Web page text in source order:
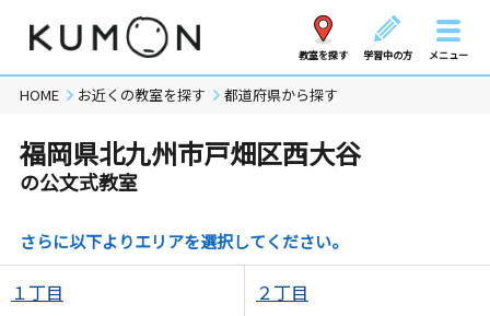
教室を探す 学習中の方 メニュー
HOME お近くの教室を探す 都道府県から探す
福岡県北九州市戸畑区西大谷
の公文式教室
さらに以下よりエリアを選択してください。
１丁目 ２丁目